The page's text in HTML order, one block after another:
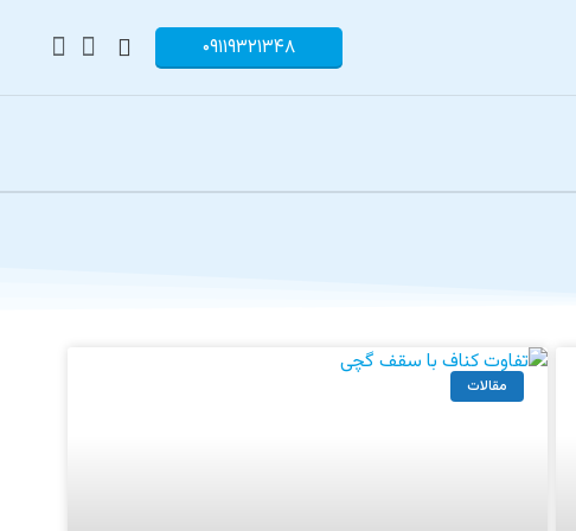
۰۹۱۱۹۳۲۱۳۴۸
مقالات